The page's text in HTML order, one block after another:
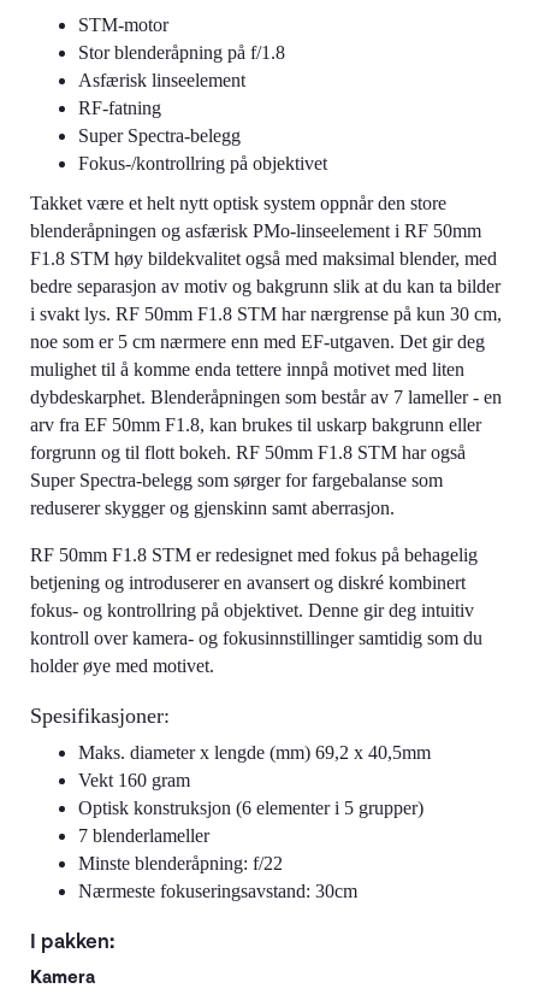
STM-motor
Stor blenderåpning på f/1.8
Asfærisk linseelement
RF-fatning
Super Spectra-belegg
Fokus-/kontrollring på objektivet
Takket være et helt nytt optisk system oppnår den store
blenderåpningen og asfærisk PMo-linseelement i RF 50mm
F1.8 STM høy bildekvalitet også med maksimal blender, med
bedre separasjon av motiv og bakgrunn slik at du kan ta bilder
i svakt lys. RF 50mm F1.8 STM har nærgrense på kun 30 cm,
noe som er 5 cm nærmere enn med EF-utgaven. Det gir deg
mulighet til å komme enda tettere innpå motivet med liten
dybdeskarphet. Blenderåpningen som består av 7 lameller - en
arv fra EF 50mm F1.8, kan brukes til uskarp bakgrunn eller
forgrunn og til flott bokeh. RF 50mm F1.8 STM har også
Super Spectra-belegg som sørger for fargebalanse som
reduserer skygger og gjenskinn samt aberrasjon.
RF 50mm F1.8 STM er redesignet med fokus på behagelig
betjening og introduserer en avansert og diskré kombinert
fokus- og kontrollring på objektivet. Denne gir deg intuitiv
kontroll over kamera- og fokusinnstillinger samtidig som du
holder øye med motivet.
Spesifikasjoner:
Maks. diameter x lengde (mm) 69,2 x 40,5mm
Vekt 160 gram
Optisk konstruksjon (6 elementer i 5 grupper)
7 blenderlameller
Minste blenderåpning: f/22
Nærmeste fokuseringsavstand: 30cm
I pakken:
Kamera